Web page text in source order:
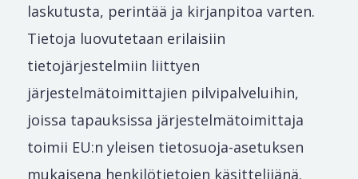
laskutusta, perintää ja kirjanpitoa varten.
Tietoja luovutetaan erilaisiin
tietojärjestelmiin liittyen
järjestelmätoimittajien pilvipalveluihin,
joissa tapauksissa järjestelmätoimittaja
toimii EU:n yleisen tietosuoja-asetuksen
mukaisena henkilötietojen käsittelijänä.